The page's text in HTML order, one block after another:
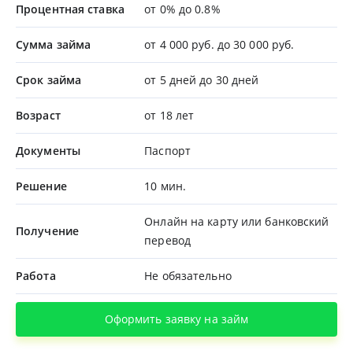
Процентная ставка от 0% до 0.8%
Сумма займа от 4 000 руб. до 30 000 руб.
Срок займа от 5 дней до 30 дней
Возраст от 18 лет
Документы Паспорт
Решение 10 мин.
Получение
Онлайн на карту или банковский
перевод
Работа Не обязательно
Оформить заявку на займ